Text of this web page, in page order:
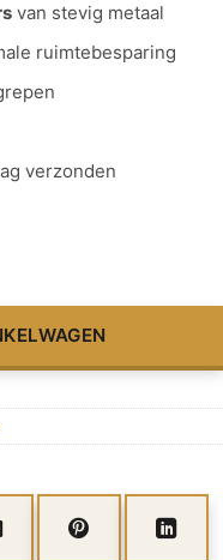
van stevig metaal
ruimtebesparing
verzonden